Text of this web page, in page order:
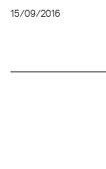
15/09/2016